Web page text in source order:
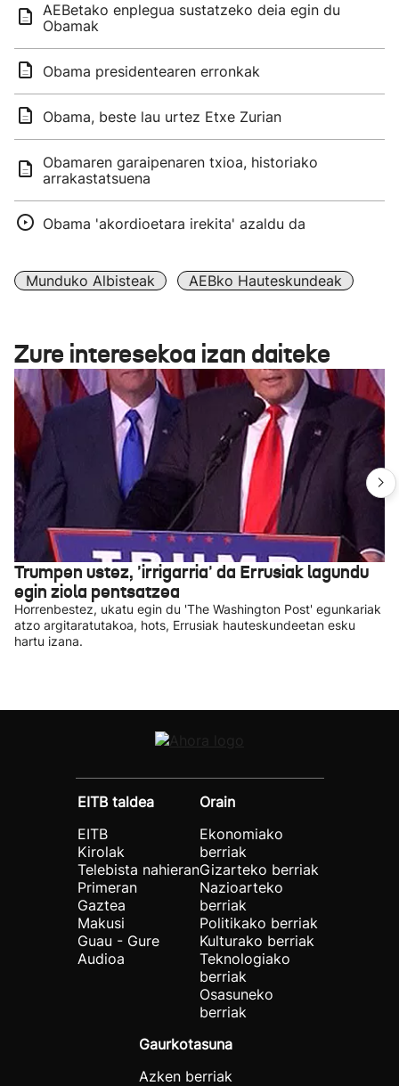
AEBetako enplegua sustatzeko deia egin du
Obamak
Obama presidentearen erronkak
Obama, beste lau urtez Etxe Zurian
Obamaren garaipenaren txioa, historiako
arrakastatsuena
Obama 'akordioetara irekita' azaldu da
Munduko Albisteak AEBko Hauteskundeak
Zure interesekoa izan daiteke
Trumpen ustez, 'irrigarria' da Errusiak lagundu
egin ziola pentsatzea
Horrenbestez, ukatu egin du 'The Washington Post' egunkariak
atzo argitaratutakoa, hots, Errusiak hauteskundeetan esku
hartu izana.
EITB taldea
EITB
Kirolak
Telebista nahieran
Primeran
Gaztea
Makusi
Guau - Gure
Audioa
Orain
Ekonomiako
berriak
Gizarteko berriak
Nazioarteko
berriak
Politikako berriak
Kulturako berriak
Teknologiako
berriak
Osasuneko
berriak
Gaurkotasuna
Azken berriak